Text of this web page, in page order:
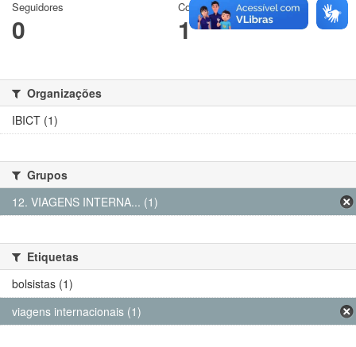
Seguidores
0
Conjuntos de dados
1
Organizações
IBICT (1)
Grupos
12. VIAGENS INTERNA... (1)
Etiquetas
bolsistas (1)
viagens internacionais (1)